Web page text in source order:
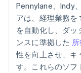
Pennylane、Indy
アは、経理業務を
を自動化し、ダ
ンスに準拠した
性を向上させ、キ
す。これらのソフ